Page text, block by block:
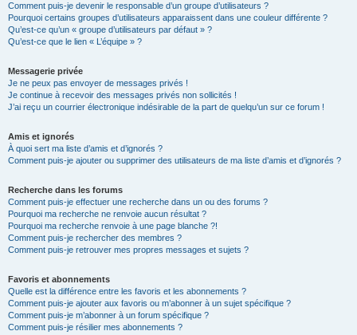
Comment puis-je devenir le responsable d’un groupe d’utilisateurs ?
Pourquoi certains groupes d’utilisateurs apparaissent dans une couleur différente ?
Qu’est-ce qu’un « groupe d’utilisateurs par défaut » ?
Qu’est-ce que le lien « L’équipe » ?
Messagerie privée
Je ne peux pas envoyer de messages privés !
Je continue à recevoir des messages privés non sollicités !
J’ai reçu un courrier électronique indésirable de la part de quelqu’un sur ce forum !
Amis et ignorés
À quoi sert ma liste d’amis et d’ignorés ?
Comment puis-je ajouter ou supprimer des utilisateurs de ma liste d’amis et d’ignorés ?
Recherche dans les forums
Comment puis-je effectuer une recherche dans un ou des forums ?
Pourquoi ma recherche ne renvoie aucun résultat ?
Pourquoi ma recherche renvoie à une page blanche ?!
Comment puis-je rechercher des membres ?
Comment puis-je retrouver mes propres messages et sujets ?
Favoris et abonnements
Quelle est la différence entre les favoris et les abonnements ?
Comment puis-je ajouter aux favoris ou m’abonner à un sujet spécifique ?
Comment puis-je m’abonner à un forum spécifique ?
Comment puis-je résilier mes abonnements ?